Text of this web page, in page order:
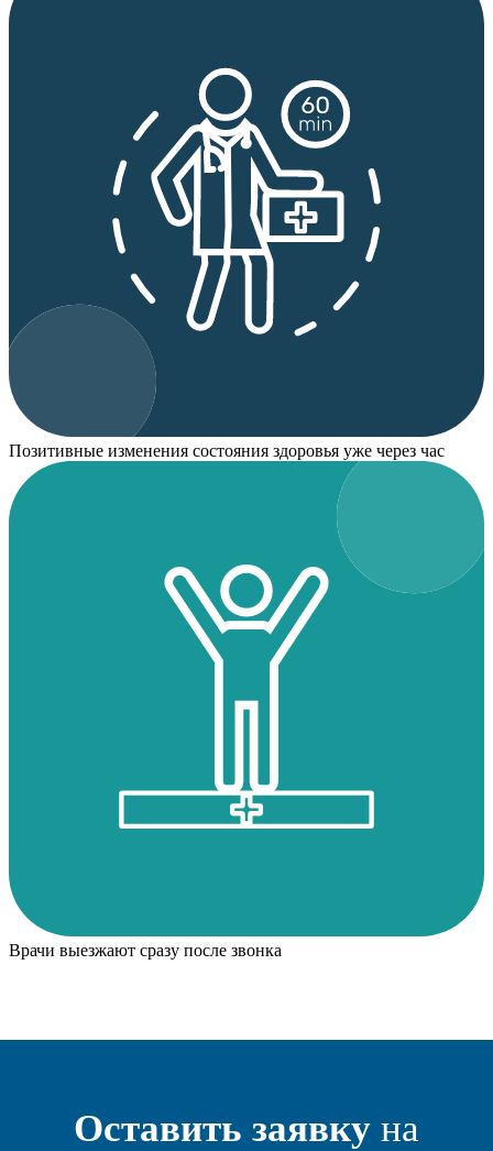
Позитивные изменения состояния здоровья уже через час
Врачи выезжают сразу после звонка
Оставить заявку на